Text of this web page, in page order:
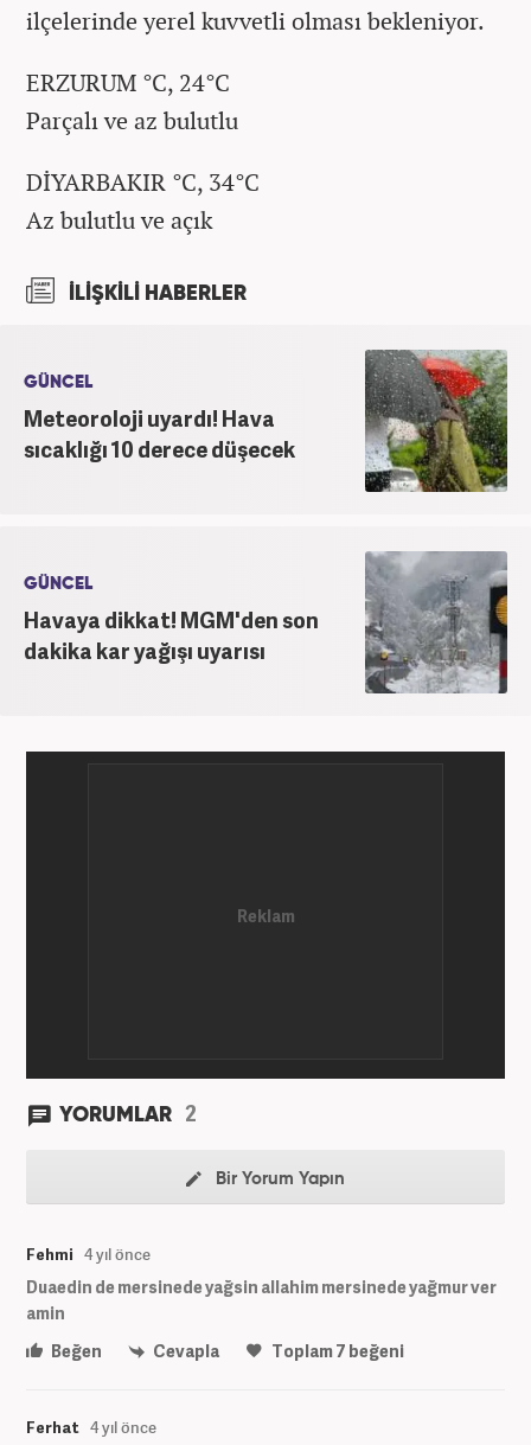
ilçelerinde yerel kuvvetli olması bekleniyor.
ERZURUM °C, 24°C
Parçalı ve az bulutlu
DİYARBAKIR °C, 34°C
Az bulutlu ve açık
İLİŞKİLİ HABERLER
GÜNCEL
Meteoroloji uyardı! Hava
sıcaklığı 10 derece düşecek
GÜNCEL
Havaya dikkat! MGM'den son
dakika kar yağışı uyarısı
YORUMLAR 2
Bir Yorum Yapın
Fehmi 4 yıl önce
Duaedin de mersinede yağsin allahim mersinede yağmur ver
amin
Beğen
Cevapla Toplam7 beğeni
Ferhat 4 yıl önce